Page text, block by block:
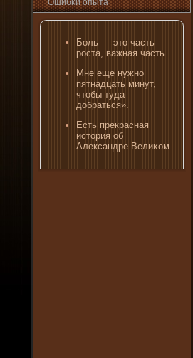
Ошибκи опыта
Боль — это часть
роста, важная часть.
Мне еще нужно
пятнадцать минут,
чтобы туда
добраться».
Есть прекрасная
история об
Александре Велиκом.